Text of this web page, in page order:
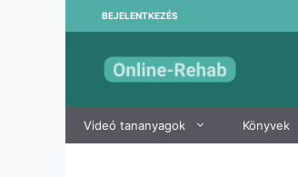
BEJELENTKEZÉS
Videó tananyagok Könyvek